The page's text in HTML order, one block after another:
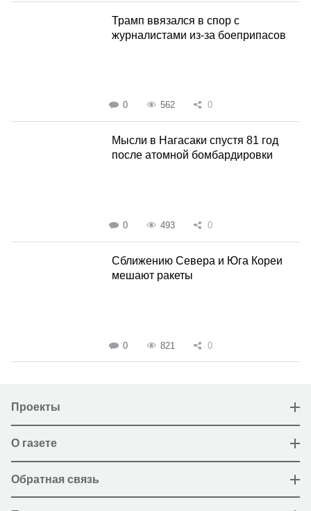
Трамп ввязался в спор с
журналистами из-за боеприпасов
0 562 0
Мысли в Нагасаки спустя 81 год
после атомной бомбардировки
0 493 0
Сближению Севера и Юга Кореи
мешают ракеты
0 821 0
Проекты
О газете
Обратная связь